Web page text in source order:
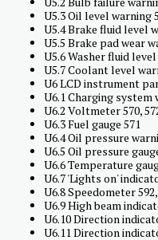
U5.3 Oil level warning
U5.4 Brake fluid level
U5.5 Brake pad wear
U5.6 Washer fluid
U5.7 Coolant level
U6 LCD instrument
U6.1 Charging system
U6.2 Voltmeter 570,
U6.3 Fuel gauge 571
U6.4 Oil pressure
U6.5 Oil pressure
U6.6 Temperature
U6.7 'Lights on'
U6.8 Speedometer
U6.9 High beam
U6.10 Direction
U6.11 Direction